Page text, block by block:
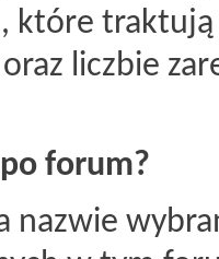
które
liczbie
forum?
nazwie